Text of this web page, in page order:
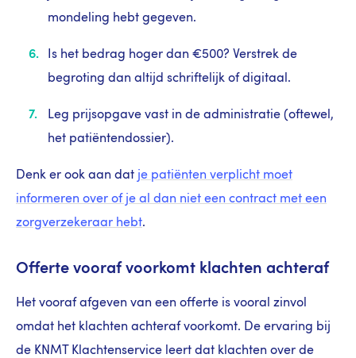
mondeling hebt gegeven.
Is het bedrag hoger dan €500? Verstrek de
begroting dan altijd schriftelijk of digitaal.
Leg prijsopgave vast in de administratie (oftewel,
het patiëntendossier).
Denk er ook aan dat je patiënten verplicht moet
informeren over of je al dan niet een contract met een
zorgverzekeraar hebt.
Offerte vooraf voorkomt klachten achteraf
Het vooraf afgeven van een offerte is vooral zinvol
omdat het klachten achteraf voorkomt. De ervaring bij
de KNMT Klachtenservice leert dat klachten over de